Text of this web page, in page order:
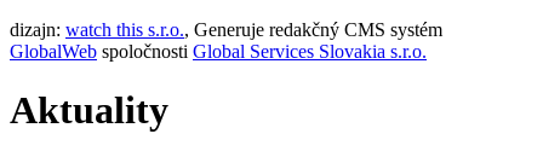
dizajn: watch this s.r.o., Generuje redakčný CMS systém
GlobalWeb spoločnosti Global Services Slovakia s.r.o.
Aktuality